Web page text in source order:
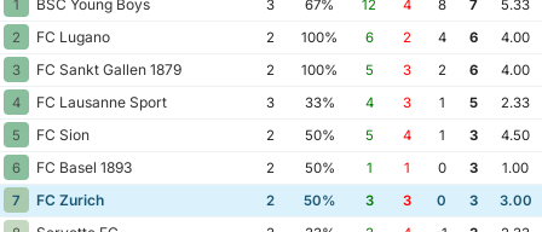
1 BSC Young Boys 3 67% 12 4 8 7
5.33
2
FC Lugano 2 100% 6 2 4 6
4.00
3
FC Sankt Gallen 1879 2 100% 5 3 2 6
4.00
4
FC Lausanne Sport 3 33% 4 3 1 5
2.33
5
FC Sion 2 50% 5 4 1 3
4.50
6
FC Basel 1893 2 50% 1 1 0 3
1.00
7
FC Zurich 2 50% 3 3 0 3
3.00